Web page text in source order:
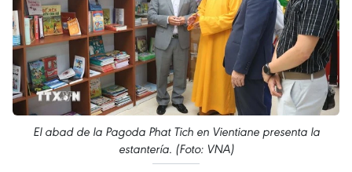
El abad de la Pagoda Phat Tich en Vientiane presenta la
estantería. (Foto: VNA)